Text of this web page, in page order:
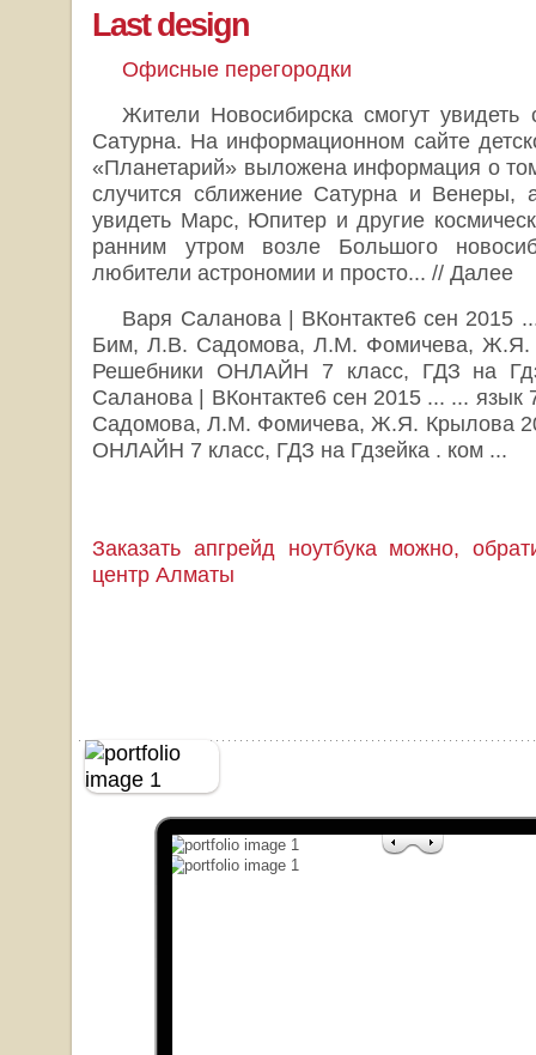
Last design
Офисные перегородки
Жители Новосибирска смогут
Сатурна. На информационном сайте
«Планетарий» выложена информация о
случится сближение Сатурна и Венеры,
увидеть Марс, Юпитер и другие
ранним утром возле Большого
любители астрономии и просто... // Далее
Варя Саланова | ВКонтакте6 сен 2015
Бим, Л.В. Садомова, Л.М. Фомичева,
Решебники ОНЛАЙН 7 класс, ГДЗ на
Саланова | ВКонтакте6 сен 2015 ... ...
Садомова, Л.М. Фомичева, Ж.Я. Крылова
ОНЛАЙН 7 класс, ГДЗ на Гдзейка . ком ...
Заказать апгрейд ноутбука можно,
центр Алматы